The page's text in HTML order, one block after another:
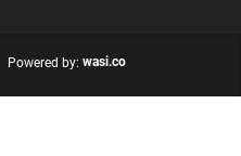
Powered by: wasi.co